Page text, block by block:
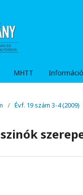
MHTT
/ Évf. 19 szám 3-4 (2009)